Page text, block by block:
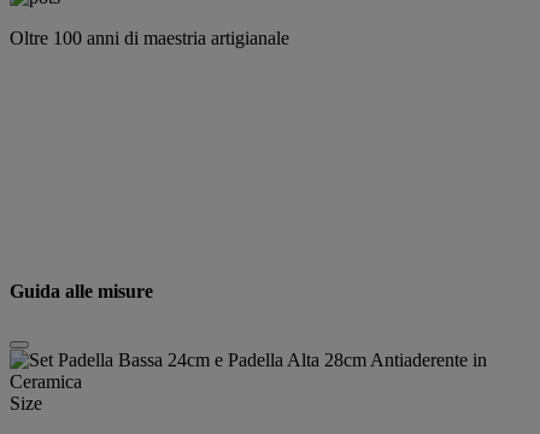
Oltre 100 anni di maestria artigianale
Guida alle misure
Size